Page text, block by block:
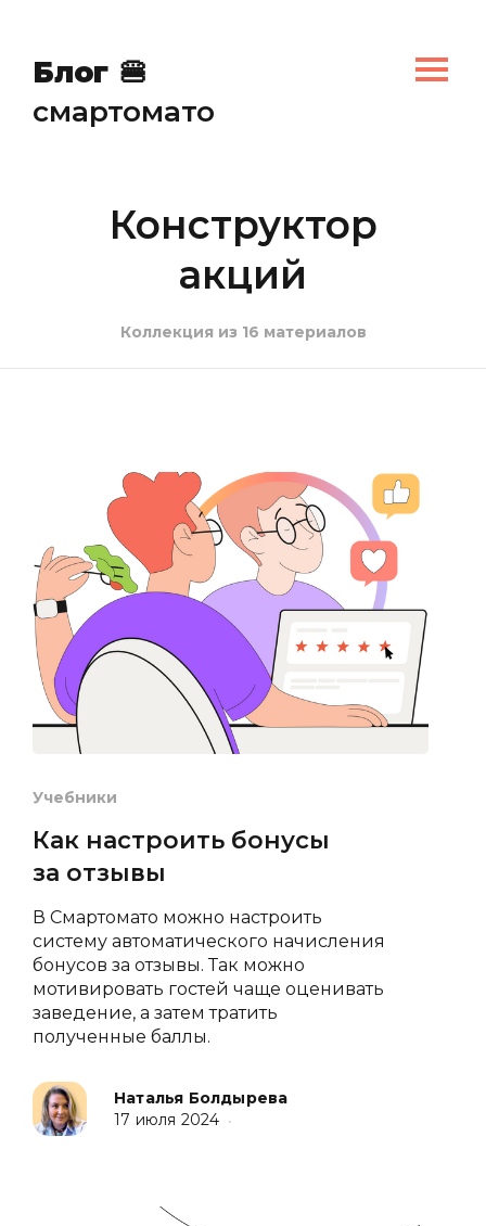
Блог 🍔
смартомато
Конструктор
акций
Коллекция из 16 материалов
Учебники
Как настроить бонусы
за отзывы
В Смартомато можно настроить
систему автоматического начисления
бонусов за отзывы. Так можно
мотивировать гостей чаще оценивать
заведение, а затем тратить
полученные баллы.
Наталья Болдырева
17 июля 2024 •